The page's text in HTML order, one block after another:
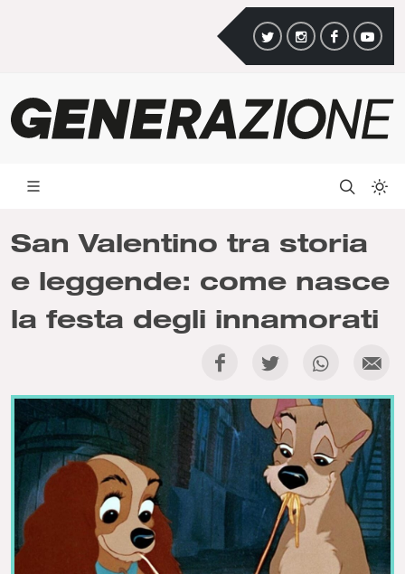
San Valentino tra storia
e leggende: come nasce
la festa degli innamorati